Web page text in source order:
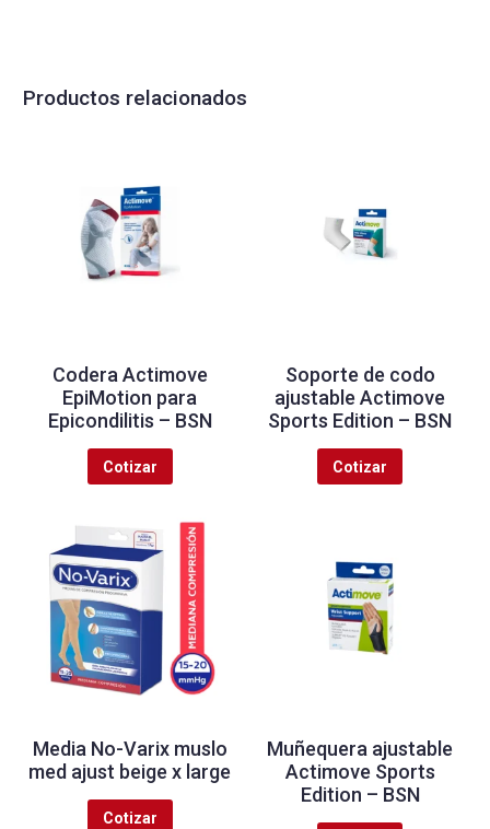
Productos relacionados
Codera Actimove
EpiMotion para
Epicondilitis – BSN
Cotizar
Soporte de codo
ajustable Actimove
Sports Edition – BSN
Cotizar
Media No-Varix muslo
med ajust beige x large
Cotizar
Muñequera ajustable
Actimove Sports
Edition – BSN